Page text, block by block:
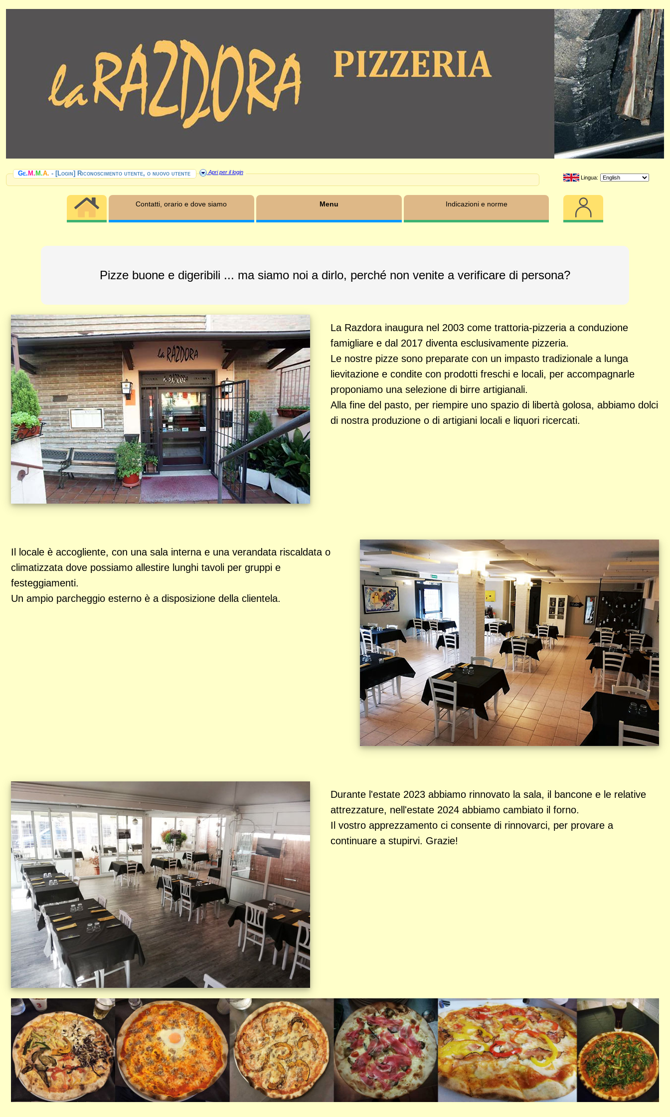
Lingua:
Ge. M. M.A. - [Login] Riconoscimento utente, o nuovo utente Apri per il login
Contatti, orario e dove siamo Menu Indicazioni e norme
Pizze buone e digeribili ... ma siamo noi a dirlo, perché non venite a verificare di persona?
La Razdora inaugura nel 2003 come trattoria-pizzeria a conduzione
famigliare e dal 2017 diventa esclusivamente pizzeria.
Le nostre pizze sono preparate con un impasto tradizionale a lunga
lievitazione e condite con prodotti freschi e locali, per accompagnarle
proponiamo una selezione di birre artigianali.
Alla fine del pasto, per riempire uno spazio di libertà golosa, abbiamo dolci
di nostra produzione o di artigiani locali e liquori ricercati.
Il locale è accogliente, con una sala interna e una verandata riscaldata o
climatizzata dove possiamo allestire lunghi tavoli per gruppi e
festeggiamenti.
Un ampio parcheggio esterno è a disposizione della clientela.
Durante l'estate 2023 abbiamo rinnovato la sala, il bancone e le relative
attrezzature, nell'estate 2024 abbiamo cambiato il forno.
Il vostro apprezzamento ci consente di rinnovarci, per provare a
continuare a stupirvi. Grazie!